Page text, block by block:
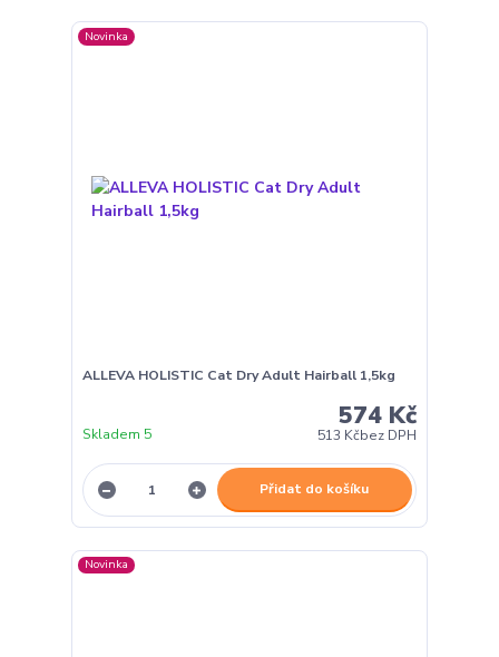
Novinka
ALLEVA HOLISTIC Cat Dry Adult Hairball 1,5kg
574 Kč
513 Kčbez DPH
Skladem 5
Přidat do košíku
Novinka